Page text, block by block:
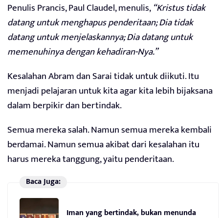
Penulis Prancis, Paul Claudel, menulis,“Kristus tidak
datang untuk menghapus penderitaan; Dia tidak
datang untuk menjelaskannya; Dia datang untuk
memenuhinya dengan kehadiran-Nya.”
Kesalahan Abram dan Sarai tidak untuk diikuti. Itu
menjadi pelajaran untuk kita agar kita lebih bijaksana
dalam berpikir dan bertindak.
Semua mereka salah. Namun semua mereka kembali
berdamai. Namun semua akibat dari kesalahan itu
harus mereka tanggung, yaitu penderitaan.
Baca Juga:
Iman yang bertindak, bukan menunda